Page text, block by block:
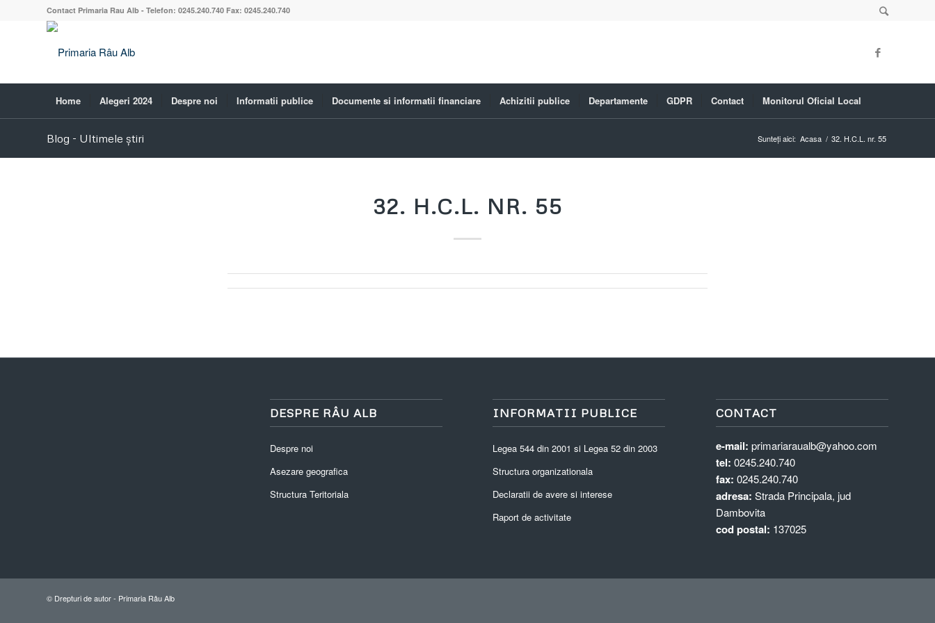
Contact Primaria Rau Alb - Telefon: 0245.240.740 Fax: 0245.240.740
Home Alegeri 2024 Despre noi Informatii publice Documente si informatii financiare Achizitii publice Departamente GDPR Contact Monitorul Oficial Local
Blog - Ultimele știri Sunteți aici: Acasa / 32. H.C.L. nr. 55
32. H.C.L. NR. 55
DESPRE RÂU ALB
Despre noi
Asezare geografica
Structura Teritoriala
INFORMATII PUBLICE
Legea 544 din 2001 si Legea 52 din 2003
Structura organizationala
Declaratii de avere si interese
Raport de activitate
CONTACT
e-mail: primariaraualb@yahoo.com
tel: 0245.240.740
fax: 0245.240.740
adresa: Strada Principala, jud
Dambovita
cod postal: 137025
© Drepturi de autor - Primaria Râu Alb